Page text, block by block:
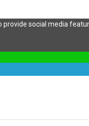
provide social media